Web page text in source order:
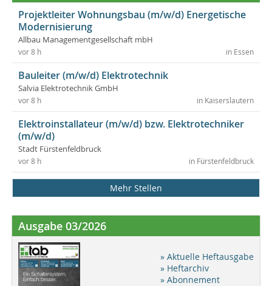
Projektleiter Wohnungsbau (m/w/d) Energetische
Modernisierung
Allbau Managementgesellschaft mbH
in Essen
vor 8 h
Bauleiter (m/w/d) Elektrotechnik
Salvia Elektrotechnik GmbH
in Kaiserslautern
vor 8 h
Elektroinstallateur (m/w/d) bzw. Elektrotechniker
(m/w/d)
Stadt Fürstenfeldbruck
in Fürstenfeldbruck
vor 8 h
Mehr Stellen
Ausgabe 03/2026
» Aktuelle Heftausgabe
» Heftarchiv
» Abonnement